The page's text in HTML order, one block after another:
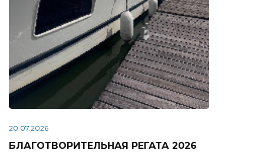
20.07.2026
БЛАГОТВОРИТЕЛЬНАЯ РЕГАТА 2026